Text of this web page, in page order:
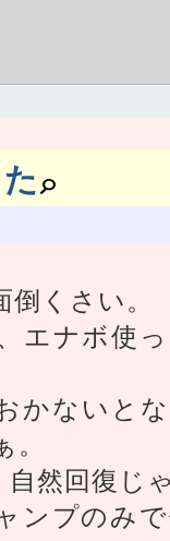
くさい。
エナボ使
かないと
然回復じ
ンプのみ